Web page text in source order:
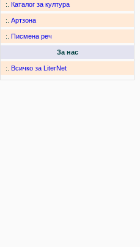
:. Каталог за култура
:. Артзона
:. Писмена реч
За нас
:. Всичко за LiterNet